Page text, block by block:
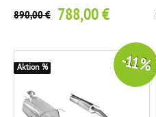
890,00 € 788,00 €
-11 %
Aktion %